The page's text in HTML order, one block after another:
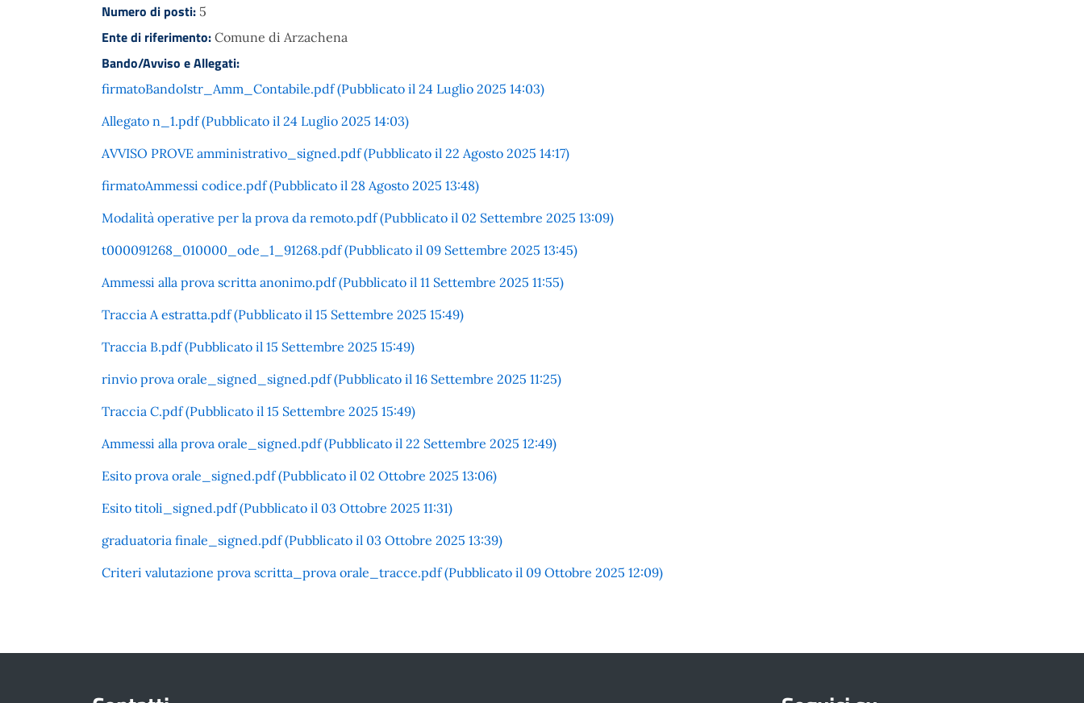
Numero di posti: 5
Ente di riferimento: Comune di Arzachena
Bando/Avviso e Allegati:
firmatoBandoIstr_Amm_Contabile.pdf (Pubblicato il 24 Luglio 2025 14:03)
Allegato n_1.pdf (Pubblicato il 24 Luglio 2025 14:03)
AVVISO PROVE amministrativo_signed.pdf (Pubblicato il 22 Agosto 2025 14:17)
firmatoAmmessi codice.pdf (Pubblicato il 28 Agosto 2025 13:48)
Modalità operative per la prova da remoto.pdf (Pubblicato il 02 Settembre 2025 13:09)
t000091268_010000_ode_1_91268.pdf (Pubblicato il 09 Settembre 2025 13:45)
Ammessi alla prova scritta anonimo.pdf (Pubblicato il 11 Settembre 2025 11:55)
Traccia A estratta.pdf (Pubblicato il 15 Settembre 2025 15:49)
Traccia B.pdf (Pubblicato il 15 Settembre 2025 15:49)
rinvio prova orale_signed_signed.pdf (Pubblicato il 16 Settembre 2025 11:25)
Traccia C.pdf (Pubblicato il 15 Settembre 2025 15:49)
Ammessi alla prova orale_signed.pdf (Pubblicato il 22 Settembre 2025 12:49)
Esito prova orale_signed.pdf (Pubblicato il 02 Ottobre 2025 13:06)
Esito titoli_signed.pdf (Pubblicato il 03 Ottobre 2025 11:31)
graduatoria finale_signed.pdf (Pubblicato il 03 Ottobre 2025 13:39)
Criteri valutazione prova scritta_prova orale_tracce.pdf (Pubblicato il 09 Ottobre 2025 12:09)